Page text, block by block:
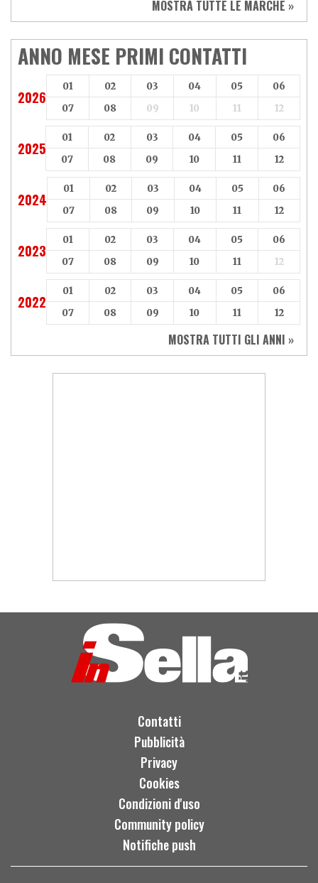
Yamaha
Aeon
Aspes
Axy
Baotian
MOSTRA TUTTE LE MARCHE »
ANNO MESE PRIMI CONTATTI
2026
01 02 03 04 05
06
07
08 09 10 11 12
2025
01 02 03 04 05
06
07
08 09 10 11 12
2024
01 02 03 04 05
06
07
08 09 10 11 12
2023
01 02 03 04 05
06
07
08 09 10 11 12
2022
01 02 03 04 05
06
07
08 09 10 11 12
MOSTRA TUTTI GLI ANNI »
Contatti
Pubblicità
Privacy
Cookies
Condizioni d'uso
Community policy
Notifiche push